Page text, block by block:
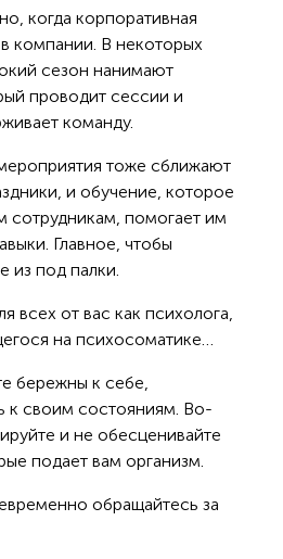
когда корпоративная
в компании. В некоторых
сезон нанимают
проводит сессии и
команду.
тоже сближают
и обучение, которое
сотрудникам, помогает им
Главное, чтобы
из под палки.
всех от вас как психолога,
на психосоматике…
бережны к себе,
к своим состояниям. Во-
и не обесценивайте
подает вам организм.
обращайтесь за